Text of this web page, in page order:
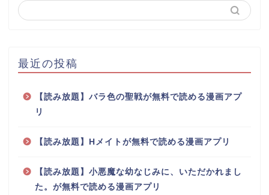
最近の投稿
【読み放題】バラ色の聖戦が無料で読める漫画アプ
リ
【読み放題】Hメイトが無料で読める漫画アプリ
【読み放題】小悪魔な幼なじみに、いただかれまし
た。が無料で読める漫画アプリ